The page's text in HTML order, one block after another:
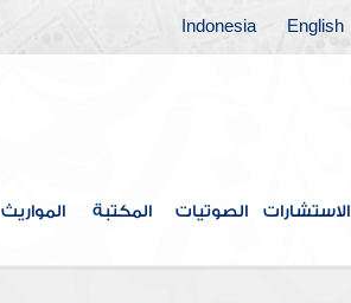
English
Indonesia
الاستشارات الصوتيات المكتبة المواريث